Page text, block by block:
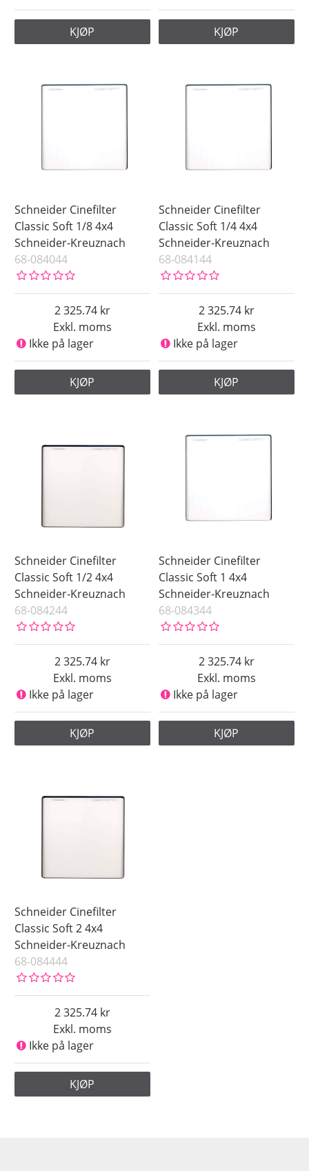
KJØP KJØP
Schneider Cinefilter
Classic Soft 1/8 4x4
Schneider-Kreuznach
68-084044
Exkl. moms
2 325.74
Ikke på lager
KJØP
Schneider Cinefilter
Classic Soft 1/4 4x4
Schneider-Kreuznach
68-084144
Exkl. moms
2 325.74
Ikke på lager
KJØP
Schneider Cinefilter
Classic Soft 1/2 4x4
Schneider-Kreuznach
68-084244
Exkl. moms
2 325.74
Ikke på lager
KJØP
Schneider Cinefilter
Classic Soft 1 4x4
Schneider-Kreuznach
68-084344
Exkl. moms
2 325.74
Ikke på lager
KJØP
Schneider Cinefilter
Classic Soft 2 4x4
Schneider-Kreuznach
68-084444
Exkl. moms
2 325.74
Ikke på lager
KJØP